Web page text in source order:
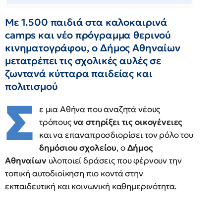
Με 1.500 παιδιά στα καλοκαιρινά
camps και νέο πρόγραμμα θερινού
κινηματογράφου, ο Δήμος Αθηναίων
μετατρέπει τις σχολικές αυλές σε
ζωντανά κύτταρα παιδείας και
πολιτισμού
Σ ε μια Αθήνα που αναζητά νέους
τρόπουςνα στηρίξει τις οικογένειες
και να επαναπροσδιορίσει τον ρόλο του
δημόσιου σχολείου, οΔήμος
Αθηναίων υλοποιεί δράσεις που φέρνουν την
τοπική αυτοδιοίκηση πιο κοντά στην
εκπαιδευτική και κοινωνική καθημερινότητα.